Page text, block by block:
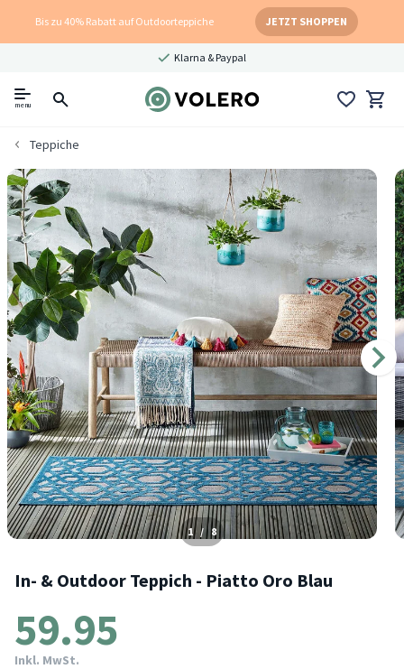
Bis zu 40% Rabatt auf Outdoorteppiche JETZT SHOPPEN
Klarna & Paypal
menu
Teppiche
1 / 8
In- & Outdoor Teppich - Piatto Oro Blau
59.95
Inkl. MwSt.